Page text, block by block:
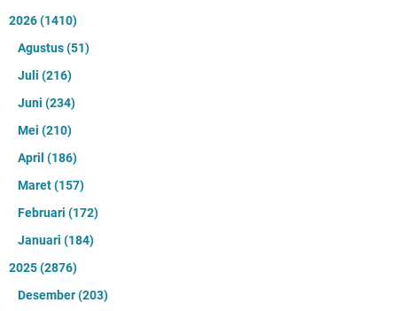
2026(1410)
Agustus(51)
Juli (216)
Juni (234)
Mei (210)
April (186)
Maret(157)
Februari (172)
Januari (184)
2025(2876)
Desember(203)